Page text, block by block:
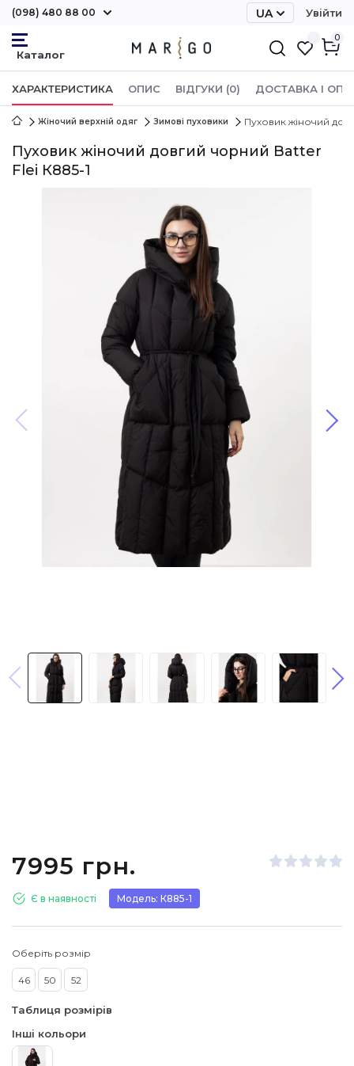
(098) 480 88 00
UA
Увійти
0
ХАРАКТЕРИСТИКА ОПИС ВІДГУКИ (0) ДОСТАВКА І
Жіночий верхній одяг Зимові пуховики Пуховик жіночий
Пуховик жіночий довгий чорний Batter
Flei К885-1
7995 грн.
Є в наявності Модель: К885-1
Оберіть розмір
46 50 52
Таблиця розмірів
Інші кольори